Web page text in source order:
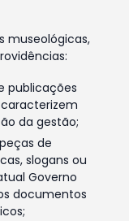
museológicas,
publicações
da gestão;
de
slogans ou
Governo
documentos